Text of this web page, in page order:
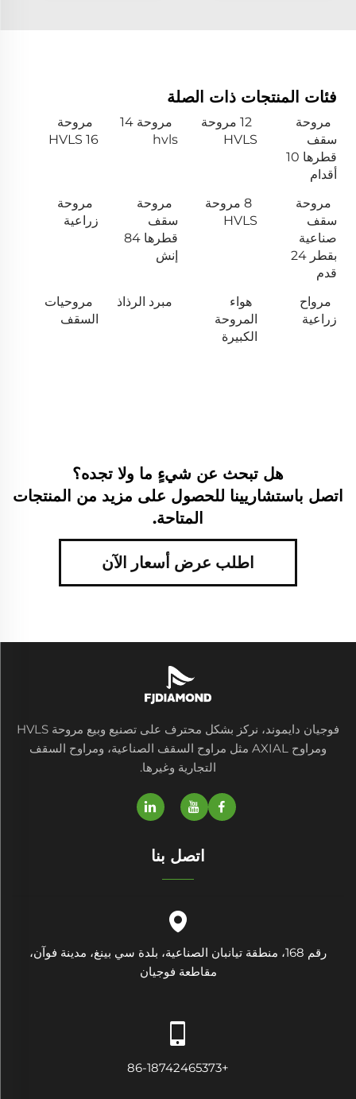
فئات المنتجات ذات الصلة
مروحة
سقف
قطرها 10
أقدام
12 مروحة
HVLS
مروحة 14
hvls
مروحة
HVLS 16
مروحة
سقف
صناعية
بقطر 24
قدم
8 مروحة
HVLS
مروحة
سقف
قطرها 84
إنش
مروحة
زراعية
مرواح
زراعية
هواء
المروحة
الكبيرة
مبرد الرذاذ
مروحيات
السقف
هل تبحث عن شيءٍ ما ولا تجده؟
اتصل باستشاريينا للحصول على مزيد من المنتجات
المتاحة.
اطلب عرض أسعار الآن
فوجيان دايموند، نركز بشكل محترف على تصنيع وبيع مروحة HVLS
ومراوح AXIAL مثل مراوح السقف الصناعية، ومراوح السقف
التجارية وغيرها.
اتصل بنا
رقم 168، منطقة تيانبان الصناعية، بلدة سي بينغ، مدينة فوآن،
مقاطعة فوجيان
+86-18742465373